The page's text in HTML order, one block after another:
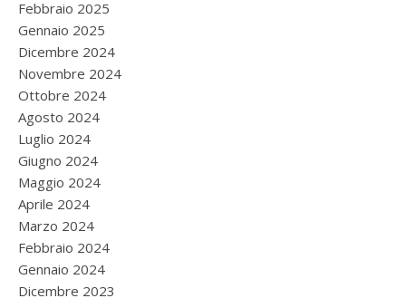
Febbraio 2025
Gennaio 2025
Dicembre 2024
Novembre 2024
Ottobre 2024
Agosto 2024
Luglio 2024
Giugno 2024
Maggio 2024
Aprile 2024
Marzo 2024
Febbraio 2024
Gennaio 2024
Dicembre 2023